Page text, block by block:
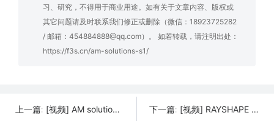
习、研究，不得用于商业用途。如有关于文章内容、版权或
其它问题请及时联系我们修正或删除（微信：18923725282
/ 邮箱：454884888@qq.com）。 如若转载，请注明出处：
https://f3s.cn/am-solutions-s1/
上一篇: [视频] AM solutions M1 Basic 用于加工单个部件和小批量工件的紧凑型入门级精加工系统 下一篇: [视频] RAYSHAPE 铼赛 Shape 4K 工业级高精度大尺寸 DLP 3D打印机